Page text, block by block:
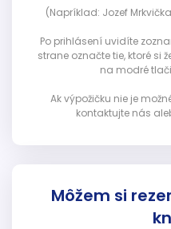
(Napríklad: Jozef
Po prihlásení uvidíte
strane označte tie, ktoré si
na modré
Ak výpožičku nie je
kontaktujte nás
Môžem si